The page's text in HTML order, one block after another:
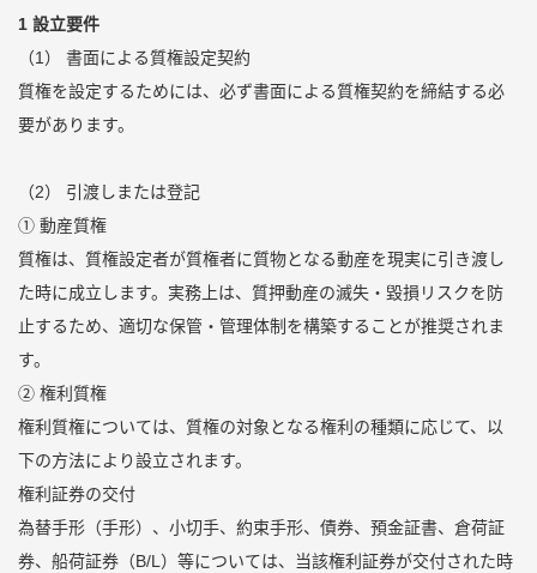
1 設立要件
（1） 書面による質権設定契約
質権を設定するためには、必ず書面による質権契約を締結する必
要があります。
（2） 引渡しまたは登記
① 動産質権
質権は、質権設定者が質権者に質物となる動産を現実に引き渡し
た時に成立します。実務上は、質押動産の滅失・毀損リスクを防
止するため、適切な保管・管理体制を構築することが推奨されま
す。
② 権利質権
権利質権については、質権の対象となる権利の種類に応じて、以
下の方法により設立されます。
権利証券の交付
為替手形（手形）、小切手、約束手形、債券、預金証書、倉荷証
券、船荷証券（B/L）等については、当該権利証券が交付された時